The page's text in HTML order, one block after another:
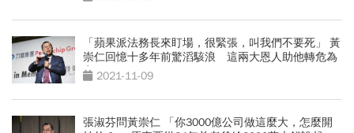
「蘋果派法務長來盯場，很緊張，叫我們不要死」 黃
崇仁回憶十多年前驚滔駭浪 這兩大恩人助他轉危為
安 2021-11-09
張淑芬問黃崇仁 「你3000億公司做這麼大，怎麼開